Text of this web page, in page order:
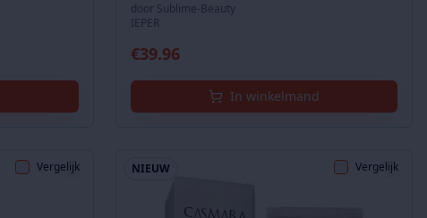
door Sublime-Beauty
IEPER
€39.96
In winkelmand
Vergelijk NIEUW Vergelijk